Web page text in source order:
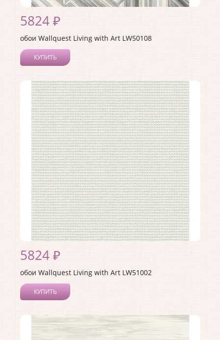
5824 ₽
обои Wallquest Living with Art LW50108
КУПИТЬ
Коллекция:Living with Art
Длина рулона:8.23
Ширина рулона:0.68
Материал покрытия:Акриловое
Страна:США
Материал основы:Бумага
Раппорт:60
5824 ₽
обои Wallquest Living with Art LW51002
КУПИТЬ
Коллекция:Living with Art
Длина рулона:
Ширина рулона:
0.68